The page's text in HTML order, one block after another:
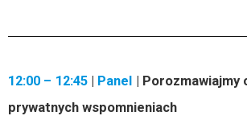
12:00 – 12:45| Panel | Porozmawiajmy
prywatnych wspomnieniach